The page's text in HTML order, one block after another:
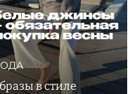
в cтиле